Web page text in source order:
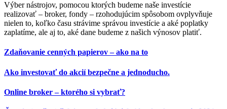
Výber nástrojov, pomocou ktorých budeme naše investície
realizovať – broker, fondy – rzohodujúcim spôsobom ovplyvňuje
nielen to, koľko času strávime správou investície a aké poplatky
zaplatíme, ale aj to, aké dane budeme z našich výnosov platiť.
Zdaňovanie cenných papierov – ako na to
Ako investovať do akcií bezpečne a jednoducho.
Online broker – ktorého si vybrať?